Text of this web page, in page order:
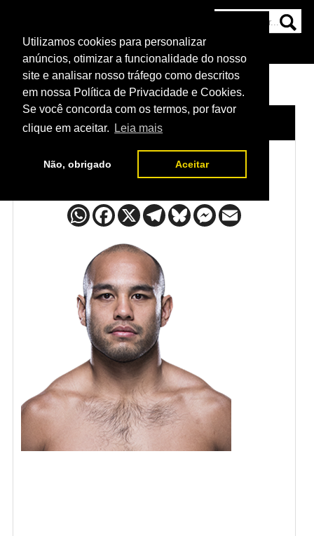
Utilizamos cookies para personalizar
anúncios, otimizar a funcionalidade do nosso
site e analisar nosso tráfego como descritos
em nossa Política de Privacidade e Cookies.
Se você concorda com os termos, por favor
clique em aceitar.
Leia mais
Não, obrigado Aceitar
NOTÍCIAS
HOME LUTADORES /
Frank Camacho